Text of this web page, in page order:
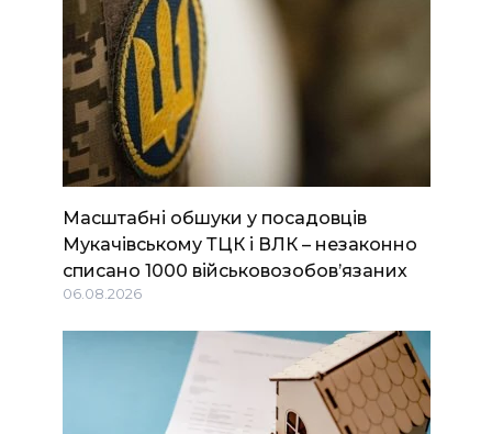
Масштабні обшуки у посадовців
Мукачівському ТЦК і ВЛК – незаконно
списано 1000 військовозобов’язаних
06.08.2026